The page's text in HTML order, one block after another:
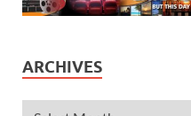
ARCHIVES